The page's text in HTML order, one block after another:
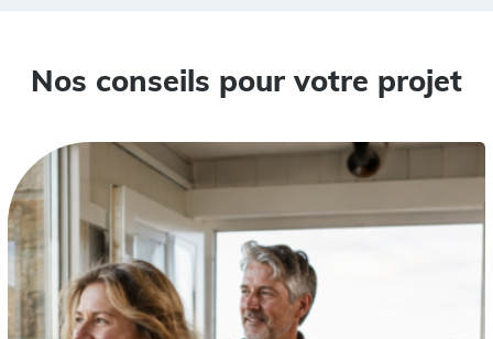
Nos conseils pour votre projet